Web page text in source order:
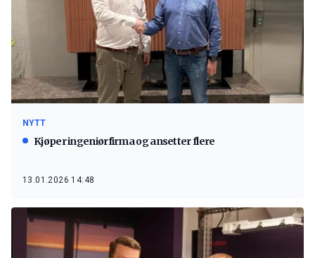
NYTT
Kjøper ingeniørfirma og ansetter flere
13.01.2026 14:48